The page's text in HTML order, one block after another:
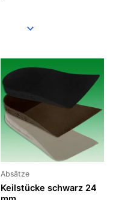
Absätze
Keilstücke schwarz 24